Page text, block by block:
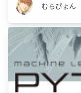
むらぴょん